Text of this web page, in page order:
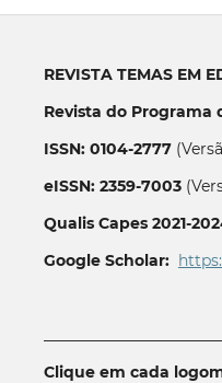
REVISTA TEMAS EM
Revista do Programa
ISSN: 0104-2777
eISSN: 2359-7003
Qualis Capes 2021-
Google Scholar:
Clique em cada